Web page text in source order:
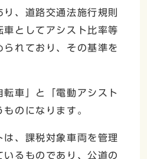
、道路交通法施行規則
車としてアシスト比率等
られており、その基準を
車」と「電動アシスト
のになります。
、課税対象車両を管理
いるものであり、公道の